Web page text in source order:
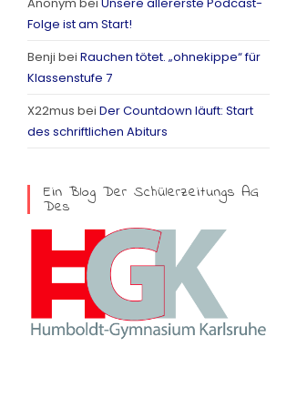
a
m
Folge ist am Start!
Benji bei Rauchen tötet. „ohnekippe“ für
Klassenstufe 7
X22mus bei Der Countdown läuft: Start
des schriftlichen Abiturs
Ein Blog Der Schülerzeitungs AG
Des